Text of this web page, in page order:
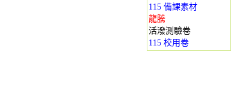
115 備課素材
龍騰
活潑測驗卷
115 校用卷